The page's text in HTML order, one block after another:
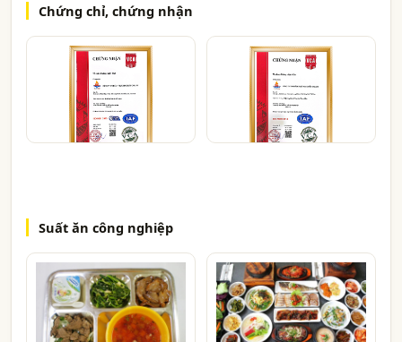
Chứng chỉ, chứng nhận
Suất ăn công nghiệp